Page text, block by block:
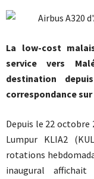
La low-cost
service vers
destination
correspondance sur
Depuis le 22 octobre
Lumpur KLIA2
rotations
inaugural